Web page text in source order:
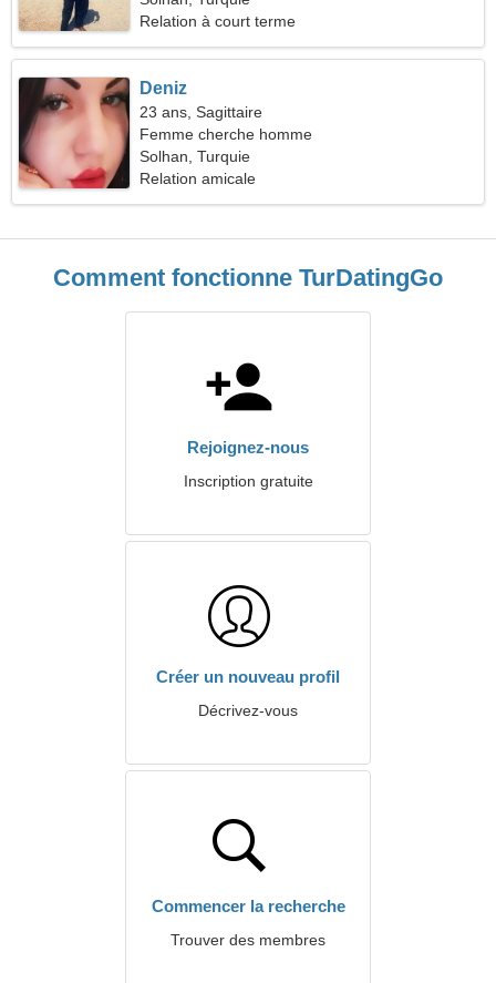
Relation à court terme
Deniz
23 ans, Sagittaire
Femme cherche homme
Solhan, Turquie
Relation amicale
Comment fonctionne TurDatingGo
Rejoignez-nous
Inscription gratuite
Créer un nouveau profil
Décrivez-vous
Commencer la recherche
Trouver des membres